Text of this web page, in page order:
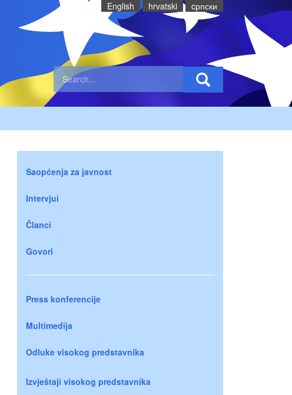
English hrvatski cрпски
Saopćenja za javnost
Intervjui
Članci
Govori
Press konferencije
Multimedija
Odluke visokog predstavnika
Izvještaji visokog predstavnika